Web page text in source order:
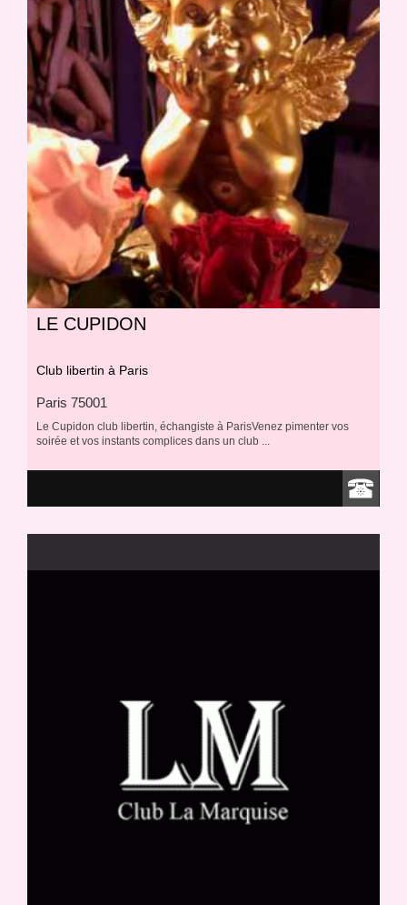
LE CUPIDON
Club libertin à Paris
Paris 75001
Le Cupidon club libertin, échangiste à ParisVenez pimenter vos
soirée et vos instants complices dans un club ...